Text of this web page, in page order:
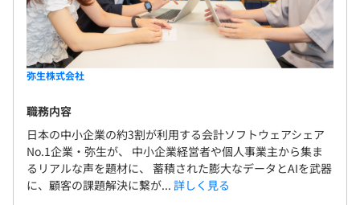
弥生株式会社
職務内容
日本の中小企業の約3割が利用する会計ソフトウェアシェア
No.1企業・弥生が、 中小企業経営者や個人事業主から集ま
るリアルな声を題材に、 蓄積された膨大なデータとAIを武器
に、顧客の課題解決に繋が... 詳しく見る